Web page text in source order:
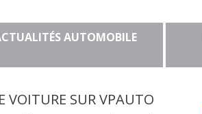
AUTOMOBILE
VOITURE SUR VPAUTO